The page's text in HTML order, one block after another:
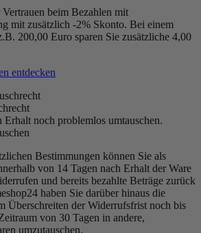
beim Bezahlen mit
mit zusätzlich -2% Skonto. Bei einem
200,00 Euro sparen Sie zusätzliche 4,00
entdecken
Erhalt noch problemlos umtauschen.
Bestimmungen können Sie als
von 14 Tagen nach Erhalt der Ware
und bereits bezahlte Beträge zurück
haben Sie darüber hinaus die
Überschreiten der Widerrufsfrist noch bis
von 30 Tagen in andere,
umzutauschen.